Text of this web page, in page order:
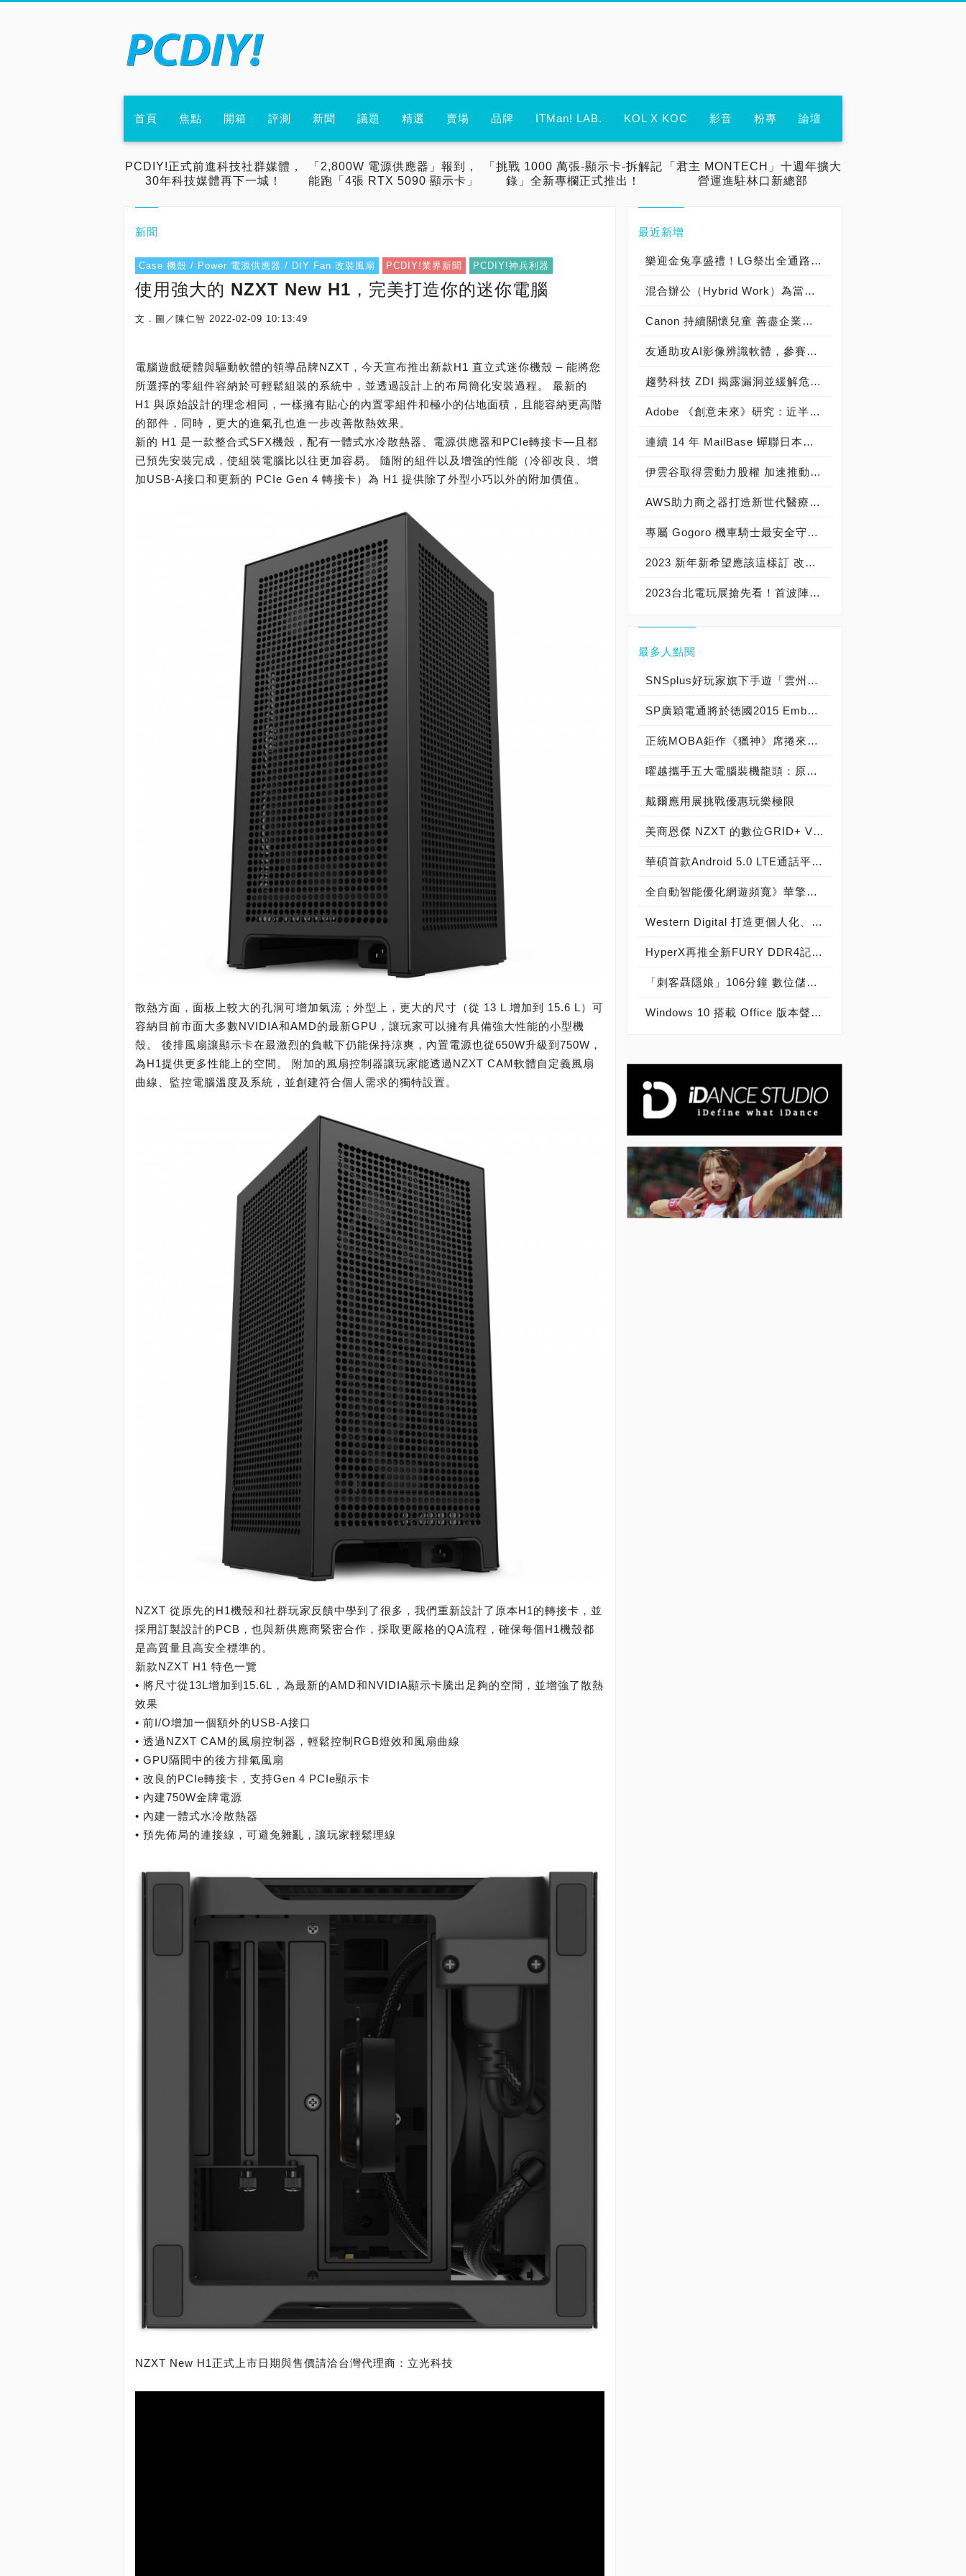
首頁 焦點 開箱 評測 新聞 議題 精選 賣場 品牌 ITMan! LAB. KOL X KOC 影音 粉專 論壇
PCDIY!正式前進科技社群媒體，
30年科技媒體再下一城！
「2,800W 電源供應器」報到，
能跑「4張 RTX 5090 顯示卡」
「挑戰 1000 萬張-顯示卡-拆解記
錄」全新專欄正式推出！
「君主 MONTECH」十週年擴大
營運進駐林口新總部
新聞
Case 機殼 / Power 電源供應器 / DIY Fan 改裝風扇 PCDIY!業界新聞 PCDIY!神兵利器
使用強大的 NZXT New H1，完美打造你的迷你電腦
文．圖／陳仁智 2022-02-09 10:13:49
電腦遊戲硬體與驅動軟體的領導品牌NZXT，今天宣布推出新款H1 直立式迷你機殼 – 能將您
所選擇的零組件容納於可輕鬆組裝的系統中，並透過設計上的布局簡化安裝過程。 最新的
H1 與原始設計的理念相同，一樣擁有貼心的內置零組件和極小的佔地面積，且能容納更高階
的部件，同時，更大的進氣孔也進一步改善散熱效果。
新的 H1 是一款整合式SFX機殼，配有一體式水冷散熱器、電源供應器和PCIe轉接卡—且都
已預先安裝完成，使組裝電腦比以往更加容易。 隨附的組件以及增強的性能（冷卻改良、增
加USB-A接口和更新的 PCIe Gen 4 轉接卡）為 H1 提供除了外型小巧以外的附加價值。
散熱方面，面板上較大的孔洞可增加氣流；外型上，更大的尺寸（從 13 L 增加到 15.6 L）可
容納目前市面大多數NVIDIA和AMD的最新GPU，讓玩家可以擁有具備強大性能的小型機
殼。 後排風扇讓顯示卡在最激烈的負載下仍能保持涼爽，內置電源也從650W升級到750W，
為H1提供更多性能上的空間。 附加的風扇控制器讓玩家能透過NZXT CAM軟體自定義風扇
曲線、監控電腦溫度及系統，並創建符合個人需求的獨特設置。
NZXT 從原先的H1機殼和社群玩家反饋中學到了很多，我們重新設計了原本H1的轉接卡，並
採用訂製設計的PCB，也與新供應商緊密合作，採取更嚴格的QA流程，確保每個H1機殼都
是高質量且高安全標準的。
新款NZXT H1 特色一覽
• 將尺寸從13L增加到15.6L，為最新的AMD和NVIDIA顯示卡騰出足夠的空間，並增強了散熱
效果
• 前I/O增加一個額外的USB-A接口
• 透過NZXT CAM的風扇控制器，輕鬆控制RGB燈效和風扇曲線
• GPU隔間中的後方排氣風扇
• 改良的PCIe轉接卡，支持Gen 4 PCIe顯示卡
• 內建750W金牌電源
• 內建一體式水冷散熱器
• 預先佈局的連接線，可避免雜亂，讓玩家輕鬆理線
NZXT New H1正式上市日期與售價請洽台灣代理商：立光科技
最近新增
樂迎金兔享盛禮！LG祭出全通路優惠 消費滿額gram 筆電帶回家，揪友加入LINE官方帳號購物金直接送 官方線上商城再推獨家優惠 最高享91折
混合辦公（Hybrid Work）為當前IT的熱門議題之一，台灣二版獨家新代理【SupRemo遠端桌面控制軟體】為使用者及企業實現IT支援的數位轉型
Canon 持續關懷兒童 善盡企業社會責任，手做暖心微笑杯子蛋糕 陪伴育幼院童渡過聖誕佳節
友通助攻AI影像辨識軟體，參賽團隊奪「2022 Intel DevCup」季軍
趨勢科技 ZDI 揭露漏洞並緩解危機，2022秋季 Pwn2Own 駭客大賽突顯家用裝置推升企業資安風險的現況
Adobe 《創意未來》研究：近半數創作者正透過創意內容賺取營收
連續 14 年 MailBase 蟬聯日本國內郵件歸檔市場冠軍寶座
伊雲谷取得雲動力股權 加速推動多雲整合解決方案
AWS助力商之器打造新世代醫療產業雲端解決方案，從AI助力打造心電圖AI模型，到Local Zone成就安全合規的醫療用戶體驗
專屬 Gogoro 機車騎士最安全守護，美國相機80年歷史品牌 寶麗萊MS280WG「蜂鷹」雙鏡機車行車記錄器，專為 Gogoro 車系所開發 業界No.1行車畫面清晰又艷麗
2023 新年新希望應該這樣訂 改善壞習慣就靠 Seagate！
2023台北電玩展搶先看！首波陣容公開
最多人點閱
SNSplus好玩家旗下手遊「雲州大儒俠」赴德參展首度亮相
SP廣穎電通將於德國2015 Embedded World展示全方位工控系列產品
正統MOBA鉅作《獵神》席捲來台，春季季賽總獎金冠軍獨拿新台幣1000萬!!!
曜越攜手五大電腦裝機龍頭：原價屋、三井、順發、燦坤及Yahoo! 共同發表『SPM雲端智慧電源管理平台』 曜越最新五款聯名綠能電競機全貌釋出
戴爾應用展挑戰優惠玩樂極限
美商恩傑 NZXT 的數位GRID+ V2讓您控制風扇更便利
華碩首款Android 5.0 LTE通話平板Fonepad 7 LTE (FE375CL)疾速上市
全自動智能優化網遊頻寬》華擎ASRock G10 Gaming Router電競無線路由器，正式上市！
Western Digital 打造更個人化、更安全的雲端儲存裝置 全新My Cloud OS 3操作系統讓相片分享、資料備份及同步功能由消費者全盤掌控
HyperX再推全新FURY DDR4記憶體 Predator DDR4容量同步升級
「刺客聶隱娘」106分鐘 數位儲存Western Digital超「殺」罩得住
Windows 10 搭載 Office 版本聲明稿 Office Mobile 、 Office 2016 與 Office 365 版本差異說明